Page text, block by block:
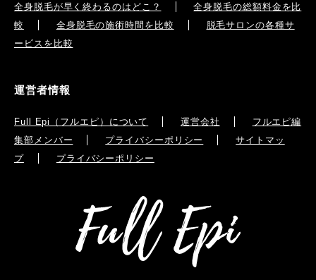
全身脱毛が早く終わるのはどこ？
全身脱毛の総額料金を比
較
全身脱毛の施術時間を比較
脱毛サロンの各種サ
ービスを比較
運営者情報
Full Epi（フルエピ）について 運営会社
フルエピ編
集部メンバー
プライバシーポリシー
サイトマッ
プ
プライバシーポリシー